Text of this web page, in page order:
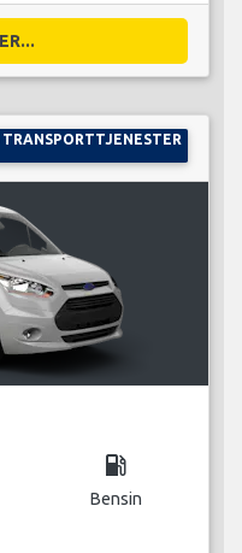
TRANSPORTTJENESTER
local_gas_station
Bensin